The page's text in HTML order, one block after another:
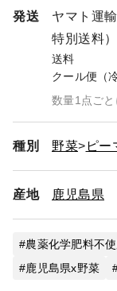
発送
ヤマト運
特別送料）
送料
クール便（
数量1点ごと
種別 野菜 ピー
産地 鹿児島県
農薬化学肥料不使
鹿児島県x野菜